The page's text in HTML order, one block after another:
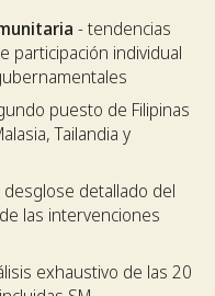
- tendencias
participación individual
puesto de Filipinas
Tailandia y
desglose detallado del
las intervenciones
exhaustivo de las 20